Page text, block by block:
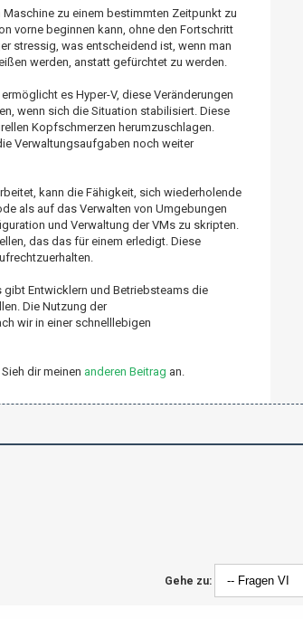
zu einem bestimmten Zeitpunkt zu
vorne beginnen kann, ohne den Fortschritt
stressig, was entscheidend ist, wenn man
werden, anstatt gefürchtet zu werden.
es Hyper-V, diese Veränderungen
wenn sich die Situation stabilisiert. Diese
Kopfschmerzen herumzuschlagen.
Verwaltungsaufgaben noch weiter
kann die Fähigkeit, sich wiederholende
als auf das Verwalten von Umgebungen
und Verwaltung der VMs zu skripten.
das das für einem erledigt. Diese
Entwicklern und Betriebsteams die
Die Nutzung der
wir in einer schnelllebigen
dir meinen anderen Beitrag an.
Gehe zu: